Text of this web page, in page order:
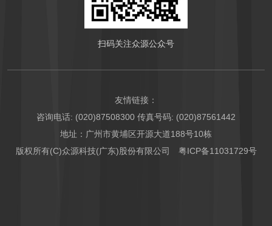
扫码关注众源公众号
友情链接：
咨询电话: (020)87508300 传真号码: (020)87561442
地址：广州市黄埔区开源大道188号10栋
版权所有(C)众源科技(广东)股份有限公司 粤ICP备11031729号